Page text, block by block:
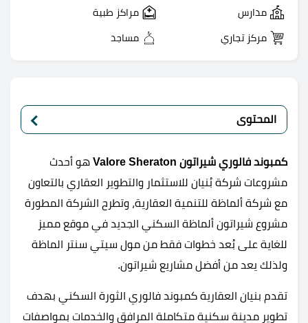
مدارس مراكز طبية
مركز تجاري مساجد
المحتوى
كمبوند فالوري شيراتون Valore Sheraton هو أحدث
مشروعات شركة بُنيان للاستثمار والتطوير العقاري بالتعاون
مع شركة ألماظة للتنمية العقارية، وتطرح الشركة المطورة
مشروع شيراتون ألماظة السكني الجديد في موقع مميز
للغاية على بُعد خطوات فقط من مول سيتي سنتر الماظة
ولذلك يعد من أفضل مشاريع شيراتون.
تقدم بنيان العقارية كمبوند فالوري الثورة السكني بهدف
تطوير مدينة سكنية متكاملة المرافق والخدمات بمواصفات